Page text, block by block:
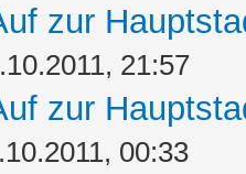
zur
21:57
zur
00:33